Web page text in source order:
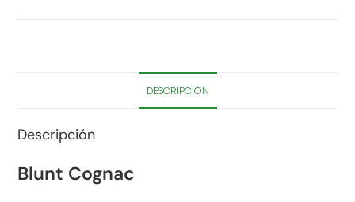
DESCRIPCIÓN
Descripción
Blunt Cognac